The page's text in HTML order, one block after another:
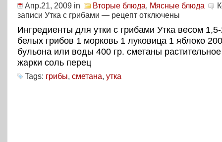
Апр.21, 2009 in Вторые блюда, Мясные блюда
записи Утка с грибами — рецепт отключены
Ингредиенты для утки с грибами Утка весом 1,5-
белых грибов 1 морковь 1 луковица 1 яблоко
бульона или воды 400 гр. сметаны
жарки соль перец
Tags: грибы, сметана, утка